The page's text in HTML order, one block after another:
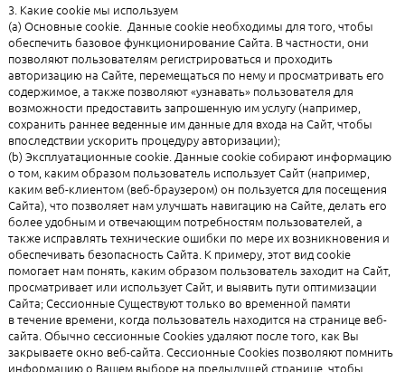
3. Какие cookie мы используем
(а) Основные cookie. Данные cookie необходимы для того, чтобы
обеспечить базовое функционирование Сайта. В частности, они
позволяют пользователям регистрироваться и проходить
авторизацию на Сайте, перемещаться по нему и просматривать его
содержимое, а также позволяют «узнавать» пользователя для
возможности предоставить запрошенную им услугу (например,
сохранить раннее веденные им данные для входа на Сайт, чтобы
впоследствии ускорить процедуру авторизации);
(b) Эксплуатационные cookie. Данные cookie собирают информацию
о том, каким образом пользователь использует Сайт (например,
каким веб-клиентом (веб-браузером) он пользуется для посещения
Сайта), что позволяет нам улучшать навигацию на Сайте, делать его
более удобным и отвечающим потребностям пользователей, а
также исправлять технические ошибки по мере их возникновения и
обеспечивать безопасность Сайта. К примеру, этот вид cookie
помогает нам понять, каким образом пользователь заходит на Сайт,
просматривает или использует Сайт, и выявить пути оптимизации
Сайта; Сессионные Существуют только во временной памяти
в течение времени, когда пользователь находится на странице веб-
сайта. Обычно сессионные Cookies удаляют после того, как Вы
закрываете окно веб-сайта. Сессионные Cookies позволяют помнить
информацию о Вашем выборе на предыдущей странице, чтобы